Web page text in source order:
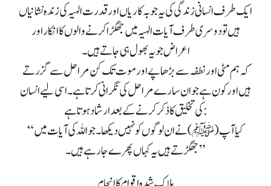
ایک طرف انسانی زندگی کی یہ جو بہ کاریاں اور قدرت الہیہ کی زندہ نشانیاں
ہیں تو دوسری طرف آیات الہیہ میں جھگڑا کرنے والوں کا انکار اور
اعراض جو یہ بھول ہی جاتے ہیں۔
کہ ہم مٹی اور نطفہ سے بڑھاپے اور موت تک کن مراحل سے گزرتے
ہیں اور کون ہے جو ان سارے مراحل کی نگرانی کرتا ہے۔ اسی لیے انسان
کی تخلیق کا ذکر کرنے کے بعد ارشاد ہوتا ہے:
“کیا آپ (ﷺ) نے ان لوگوں کو نہیں دیکھا۔ جو اللہ کی آیات میں
جھگڑتے ہیں یہ کہاں پھرے جارہے ہیں۔”